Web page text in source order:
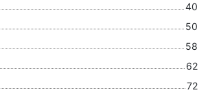
40
50
58
62
72